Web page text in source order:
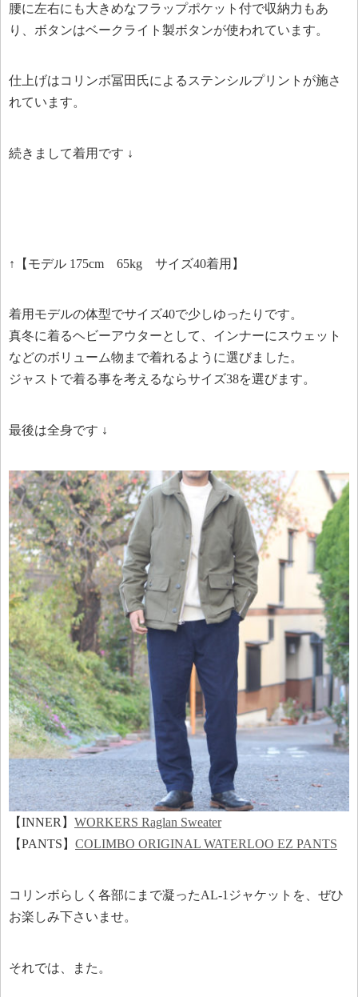
腰に左右にも大きめなフラップポケット付で収納力もあ
り、ボタンはベークライト製ボタンが使われています。
仕上げはコリンボ冨田氏によるステンシルプリントが施さ
れています。
続きまして着用です ↓
↑【モデル 175cm 65kg サイズ40着用】
着用モデルの体型でサイズ40で少しゆったりです。
真冬に着るヘビーアウターとして、インナーにスウェット
などのボリューム物まで着れるように選びました。
ジャストで着る事を考えるならサイズ38を選びます。
最後は全身です ↓
【INNER】 WORKERS Raglan Sweater
【PANTS】 COLIMBO ORIGINAL WATERLOO EZ PANTS
コリンボらしく各部にまで凝ったAL-1ジャケットを、ぜひ
お楽しみ下さいませ。
それでは、また。